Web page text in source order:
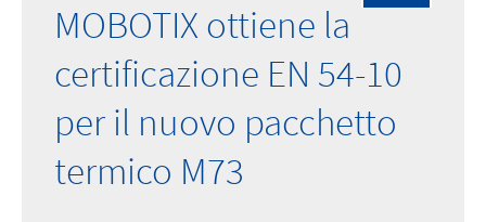
MOBOTIX ottiene la
certificazione EN 54-10
per il nuovo pacchetto
termico M73